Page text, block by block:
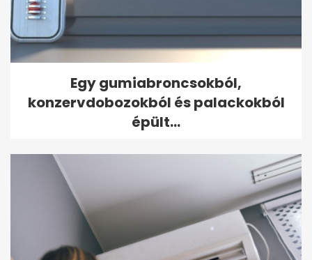
Egy gumiabroncsokból,
konzervdobozokból és palackokból
épült...